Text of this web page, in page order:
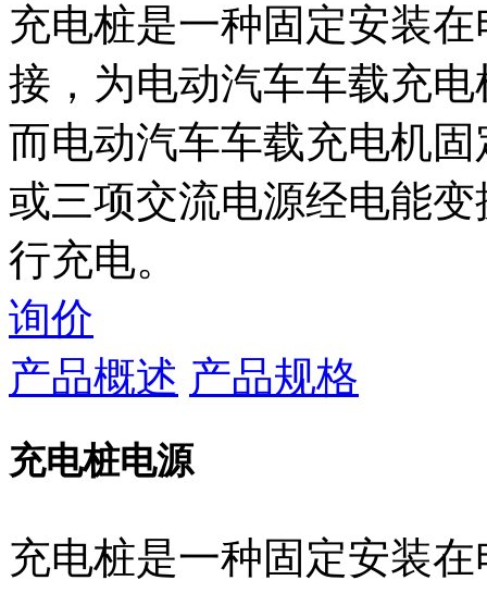
充电桩是一种固定安装
接，为电动汽车车载充
而电动汽车车载充电机
或三项交流电源经电能
行充电。
询价
产品概述 产品规格
充电桩电源
充电桩是一种固定安装